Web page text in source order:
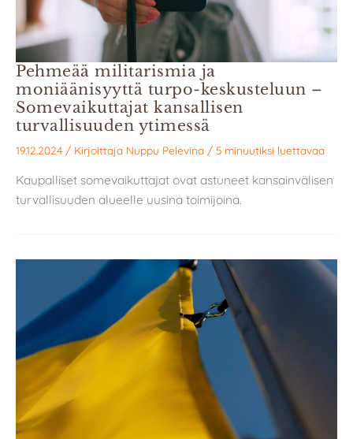
Pehmeää militarismia ja
moniäänisyyttä turpo-keskusteluun –
Somevaikuttajat kansallisen
turvallisuuden ytimessä
19.12.2024 / Kirjoittaja Nuppu Pelevina / 5 minuutiksi luettavaa
Kaupalliset somevaikuttajat ovat astuneet kansainvälisen
turvallisuuden alueelle uusina toimijoina.